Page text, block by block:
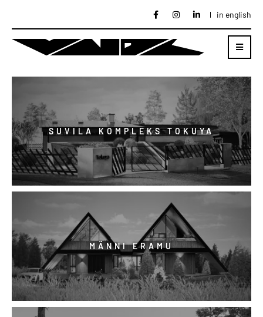
in english
SUVILA KOMPLEKS TOKUYA
MÄNNI ERAMU